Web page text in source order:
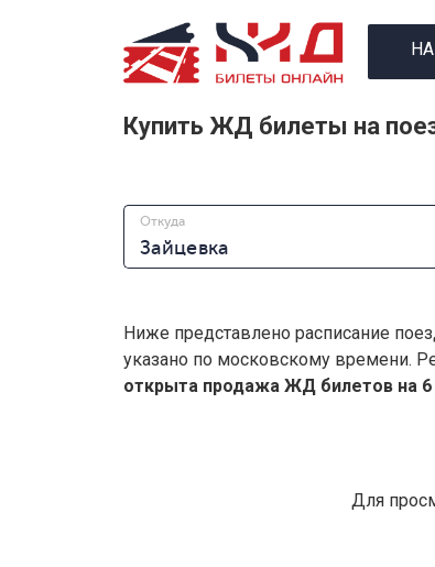
Купить ЖД билеты на
Откуда
Ниже представлено расписание
указано по московскому времени.
открыта продажа ЖД билетов на 6
Для